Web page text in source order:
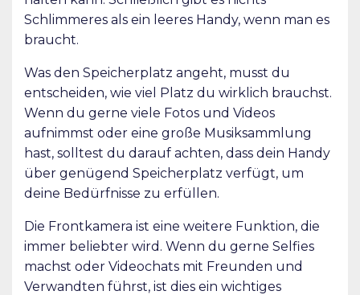
Schlimmeres als ein leeres Handy, wenn man es
braucht.
Was den Speicherplatz angeht, musst du
entscheiden, wie viel Platz du wirklich brauchst.
Wenn du gerne viele Fotos und Videos
aufnimmst oder eine große Musiksammlung
hast, solltest du darauf achten, dass dein Handy
über genügend Speicherplatz verfügt, um
deine Bedürfnisse zu erfüllen.
Die Frontkamera ist eine weitere Funktion, die
immer beliebter wird. Wenn du gerne Selfies
machst oder Videochats mit Freunden und
Verwandten führst, ist dies ein wichtiges